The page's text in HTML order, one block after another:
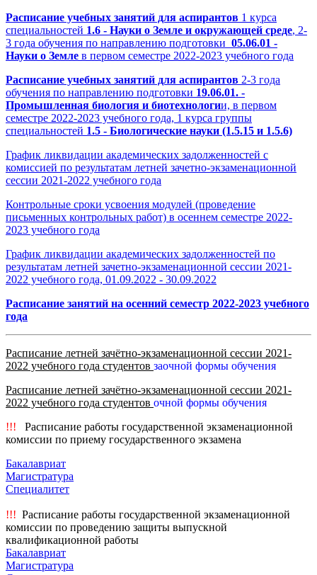
Расписание учебных занятий для аспирантов 1 курса
специальностей 1.6 - Науки о Земле и окружающей среде, 2-
3 года обучения по направлению подготовки 05.06.01 -
Науки о Земле в первом семестре 2022-2023 учебного года
Расписание учебных занятий для аспирантов 2-3 года
обучения по направлению подготовки 19.06.01. -
Промышленная биология и биотехнологии, в первом
семестре 2022-2023 учебного года, 1 курса группы
специальностей 1.5 - Биологические науки (1.5.15 и 1.5.6)
График ликвидации академических задолженностей с
комиссией по результатам летней зачетно-экзаменационной
сессии 2021-2022 учебного года
Контрольные сроки усвоения модулей (проведение
письменных контрольных работ) в осеннем семестре 2022-
2023 учебного года
График ликвидации академических задолженностей по
результатам летней зачетно-экзаменационной сессии 2021-
2022 учебного года, 01.09.2022 - 30.09.2022
Расписание занятий на осенний семестр 2022-2023 учебного
года
Расписание летней зачётно-экзаменационной сессии 2021-
2022 учебного года студентов заочной формы обучения
Расписание летней зачётно-экзаменационной сессии 2021-
2022 учебного года студентов очной формы обучения
!!! Расписание работы государственной экзаменационной
комиссии по приему государственного экзамена
Бакалавриат
Магистратура
Специалитет
!!! Расписание работы государственной экзаменационной
комиссии по проведению защиты выпускной
квалификационной работы
Бакалавриат
Магистратура